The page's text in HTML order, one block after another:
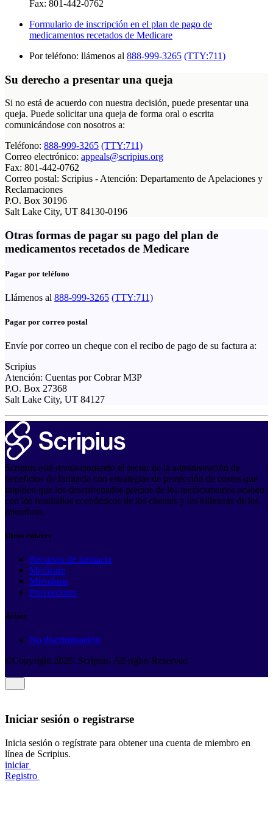
Fax: 801-442-0762
Formulario de inscripción en el plan de pago de
medicamentos recetados de Medicare
Por teléfono: llámenos al 888-999-3265 (TTY:711)
Su derecho a presentar una queja
Si no está de acuerdo con nuestra decisión, puede presentar una
queja. Puede solicitar una queja de forma oral o escrita
comunicándose con nosotros a:
Teléfono: 888-999-3265 (TTY:711)
Correo electrónico: appeals@scripius.org
Fax: 801-442-0762
Correo postal: Scripius - Atención: Departamento de Apelaciones y
Reclamaciones
P.O. Box 30196
Salt Lake City, UT 84130-0196
Otras formas de pagar su pago del plan de
medicamentos recetados de Medicare
Pagar por teléfono
Llámenos al 888-999-3265 (TTY:711)
Pagar por correo postal
Envíe por correo un cheque con el recibo de pago de su factura a:
Scripius
Atención: Cuentas por Cobrar M3P
P.O. Box 27368
Salt Lake City, UT 84127
Scripius está revolucionando el sector de la administración de
beneficios de farmacia con estrategias de protección de costos que
impiden que los desenfrenados precios de los medicamentos acaben
con los resultados económicos de los clientes y las billeteras de los
miembros.
Otros enlaces
Recursos de farmacia
Medicare
Miembros
Proveedores
Avisos
No discriminación
©Copyright 2026. Scripius. All rights Reserved
Iniciar sesión o registrarse
Inicia sesión o regístrate para obtener una cuenta de miembro en
línea de Scripius.
iniciar
Registro